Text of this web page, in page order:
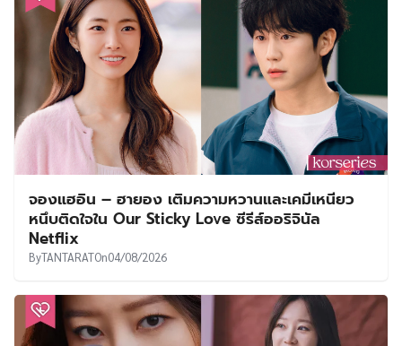
จองแฮอิน – ฮายอง เติมความหวานและเคมีเหนียว
หนึบติดใจใน Our Sticky Love ซีรีส์ออริจินัล
Netflix
ByTANTARATOn04/08/2026